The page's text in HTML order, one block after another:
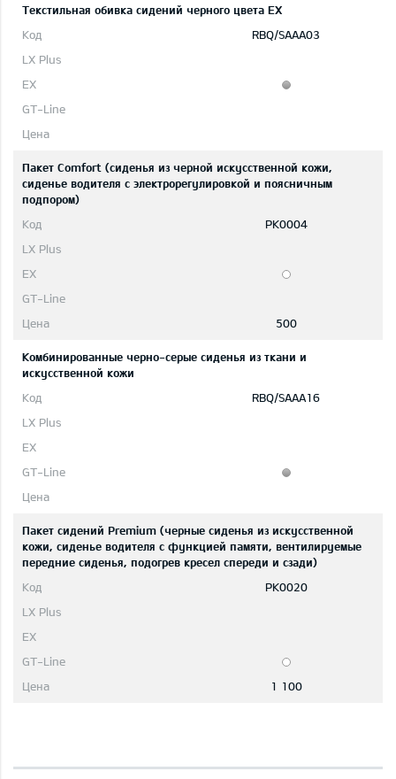
Текстильная обивка сидений черного цвета EX
RBQ/SAAA03
Пакет Comfort (сиденья из черной искусственной кожи,
сиденье водителя с электрорегулировкой и поясничным
подпором)
PK0004
500
Комбинированные черно-серые сиденья из ткани и
искусственной кожи
RBQ/SAAA16
Пакет сидений Premium (черные сиденья из искусственной
кожи, сиденье водителя с функцией памяти, вентилируемые
передние сиденья, подогрев кресел спереди и сзади)
PK0020
1 100